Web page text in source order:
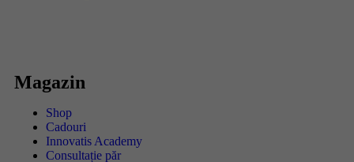
Magazin
Shop
Cadouri
Innovatis Academy
Consultație păr